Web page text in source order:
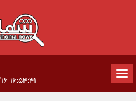
تغییر
وضعیت